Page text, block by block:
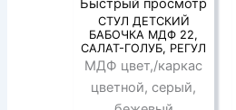
Быстрый просмотр
СТУЛ ДЕТСКИЙ
БАБОЧКА МДФ 22,
САЛАТ-ГОЛУБ, РЕГУЛ
МДФ цвет,/каркас
цветной, серый,